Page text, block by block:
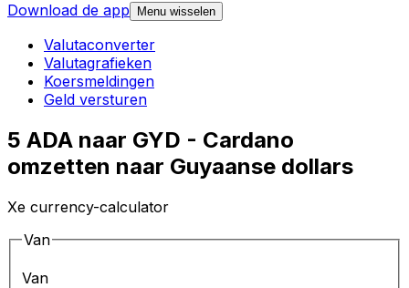
Download de app
Menu wisselen
Valutaconverter
Valutagrafieken
Koersmeldingen
Geld versturen
5 ADA naar GYD - Cardano
omzetten naar Guyaanse dollars
Xe currency-calculator
Van
Van